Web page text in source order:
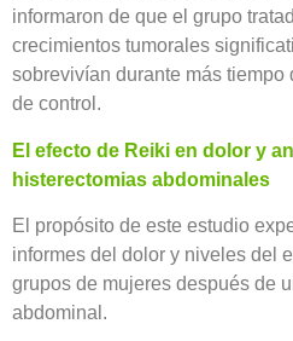
informaron de que el grupo
crecimientos tumorales
sobrevivían durante más
de control.
El efecto de Reiki en dolor y
histerectomias abdominales
El propósito de este estudio
informes del dolor y niveles del
grupos de mujeres después de
abdominal.